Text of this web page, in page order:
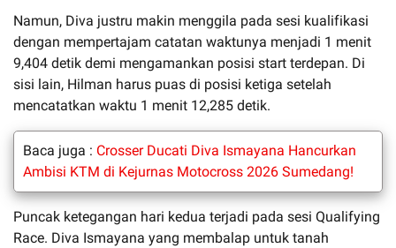
Namun, Diva justru makin menggila pada sesi kualifikasi
dengan mempertajam catatan waktunya menjadi 1 menit
9,404 detik demi mengamankan posisi start terdepan. Di
sisi lain, Hilman harus puas di posisi ketiga setelah
mencatatkan waktu 1 menit 12,285 detik.
Baca juga : Crosser Ducati Diva Ismayana Hancurkan
Ambisi KTM di Kejurnas Motocross 2026 Sumedang!
Puncak ketegangan hari kedua terjadi pada sesi Qualifying
Race. Diva Ismayana yang membalap untuk tanah